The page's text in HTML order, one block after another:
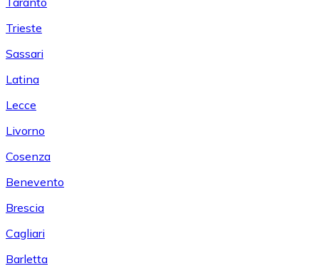
Trieste
Sassari
Latina
Lecce
Livorno
Cosenza
Benevento
Brescia
Cagliari
Barletta